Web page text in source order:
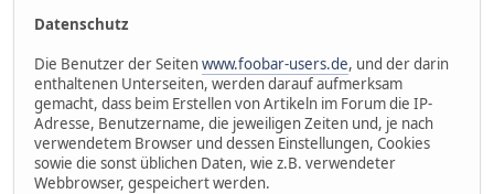
Datenschutz
Die Benutzer der Seitenwww.foobar-users.de, und der darin
enthaltenen Unterseiten, werden darauf aufmerksam
gemacht, dass beim Erstellen von Artikeln im Forum die IP-
Adresse, Benutzername, die jeweiligen Zeiten und, je nach
verwendetem Browser und dessen Einstellungen, Cookies
sowie die sonst üblichen Daten, wie z.B. verwendeter
Webbrowser, gespeichert werden.